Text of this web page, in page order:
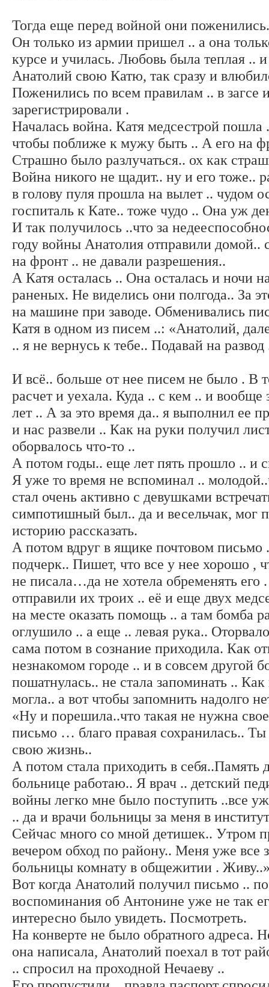
Тогда еще перед войной они
Он только из армии пришел .. а она
курсе и училась. Любовь была теплая ..
Анатолий свою Катю, так сразу и
Поженились по всем правилам .. в загсе
зарегистрировали .
Началась война. Катя медсестрой пошла
чтобы поближе к мужу быть .. А его на
Страшно было разлучаться.. ох как
Война никого не щадит.. ну и его тоже..
в голову пуля прошла на вылет .. чудом
госпиталь к Кате.. тоже чудо .. Она уж
И так получилось ..что за
году войны Анатолия отправили домой..
на фронт .. не давали разрешения..
А Катя осталась .. Она осталась и ночи
раненых. Не виделись они полгода.. За
на машине при заводе. Обменивались
Катя в одном из писем ..: «Анатолий,
.. я не вернусь к тебе.. Подавай на развод
И всё.. больше от нее писем не было . В
расчет и уехала. Куда .. с кем .. и вообще
лет .. А за это время да.. я выполнил ее
и нас развели .. Как на руки получил
оборвалось что-то ..
А потом годы.. еще лет пять прошло .. и
Я уже то время не вспоминал ..
стал очень активно с девушками
симпотишный был.. да и весельчак, мог
историю рассказать.
А потом вдруг в ящике почтовом
подчерк.. Пишет, что все у нее хорошо ,
не писала…да не хотела обременять его
отправили их троих .. её и еще двух
на месте оказать помощь .. а там бомба
оглушило .. а еще .. левая рука..
сама потом в сознание приходила. Как
незнакомом городе .. и в совсем другой
пошатнулась.. не стала запоминать .. Как
могла.. а вот чтобы запомнить надолго
«Ну и порешила..что такая не нужна
письмо … благо правая сохранилась..
свою жизнь..
А потом стала приходить в себя..Память
больнице работаю.. Я врач .. детский
войны легко мне было поступить ..все
.. да и врачи больницы за меня в
Сейчас много со мной детишек.. Утром
вечером обход по району.. Меня уже все
больницы комнату в общежитии .
Вот когда Анатолий получил письмо ..
воспоминания об Антонине уже не так
интересно было увидеть. Посмотреть.
На конверте не было обратного адреса.
она написала, Анатолий поехал в тот
.. спросил на проходной Нечаеву ..